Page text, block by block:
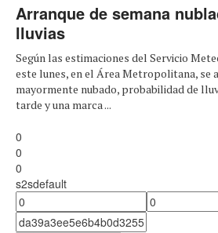
Arranque de semana
lluvias
Según las estimaciones del Servicio
este lunes, en el Área Metropolitana, se
mayormente nubado, probabilidad de
tarde y una marca ...
0
0
0
s2sdefault